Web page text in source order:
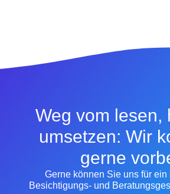
Weg vom lesen,
umsetzen: Wir
gerne
Gerne können Sie uns für ein
Besichtigungs- und